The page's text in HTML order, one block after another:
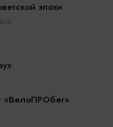
эпохи
«ВелоПРОбег»